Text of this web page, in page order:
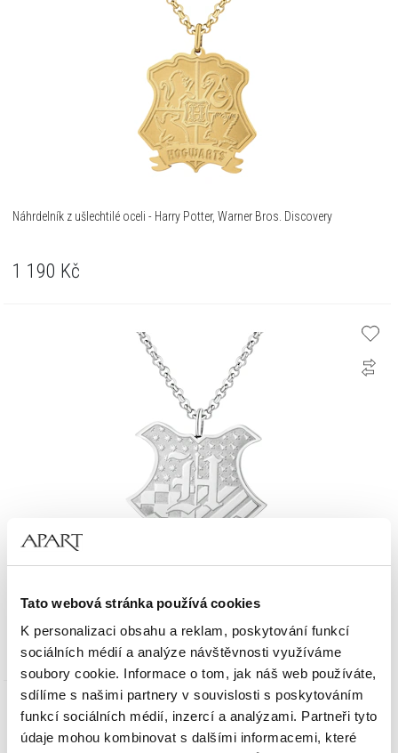
Tato webová stránka používá cookies
K personalizaci obsahu a reklam, poskytování funkcí
sociálních médií a analýze návštěvnosti využíváme
soubory cookie. Informace o tom, jak náš web používáte,
sdílíme s našimi partnery v souvislosti s poskytováním
funkcí sociálních médií, inzercí a analýzami. Partneři tyto
údaje mohou kombinovat s dalšími informacemi, které
Náhrdelník z ušlechtilé oceli - Harry Potter, Warner Bros. Discovery
1 190 Kč
1 190 Kč